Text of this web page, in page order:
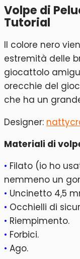
Volpe di
Tutorial
Il colore nero
estremità delle
giocattolo
orecchie del
che ha un
Designer:
Materiali di
• Filato (io ho
nemmeno un
• Uncinetto 4,5
• Occhielli di
• Riempimento.
• Forbici.
• Ago.